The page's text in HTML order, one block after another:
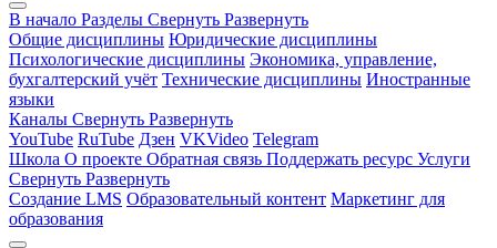
В начало Разделы Свернуть Развернуть
Общие дисциплины Юридические дисциплины
Психологические дисциплины Экономика, управление,
бухгалтерский учёт Технические дисциплины Иностранные
языки
Каналы Свернуть Развернуть
YouTube RuTube Дзен VKVideo Telegram
Школа О проекте Обратная связь Поддержать ресурс Услуги
Свернуть Развернуть
Создание LMS Образовательный контент Маркетинг для
образования